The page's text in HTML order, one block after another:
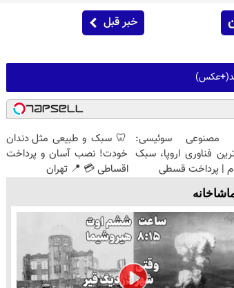
خبر قبل
مصنوعی سوئیسی:
فناوری اروپا، سبک
| پرداخت قسطی
🦷 سبک و طبیعی مثل دندان
خودت! نصب آسان و پرداخت
اقساطی 💳 📍 تهران